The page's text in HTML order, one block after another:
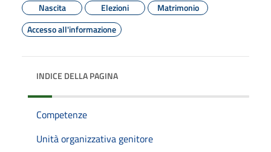
Nascita
Elezioni
Matrimonio
Accesso all'informazione
INDICE DELLA PAGINA
Competenze
Unità organizzativa genitore